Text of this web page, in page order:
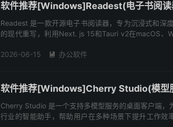
软件推荐[Windows]Readest(电子书阅读
Readest 是一款开源电子书阅读器，专为沉浸式和深
的现代重写，利用Next. js 15和Tauri v2在macOS、
2026-06-15
 办公软件
软件推荐[Windows]Cherry Studio(模型
Cherry Studio 是一个支持多模型服务的桌面客户端，
行业的智能助手，帮助用户在多种场景下提升工作效